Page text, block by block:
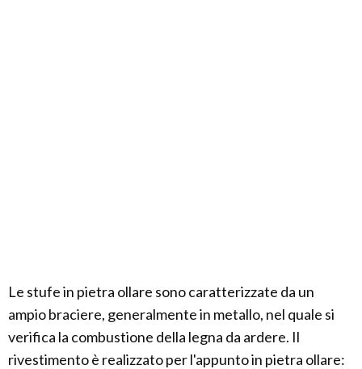
Le stufe in pietra ollare sono caratterizzate da un
ampio braciere, generalmente in metallo, nel quale si
verifica la combustione della legna da ardere. Il
rivestimento è realizzato per l'appunto in pietra ollare: